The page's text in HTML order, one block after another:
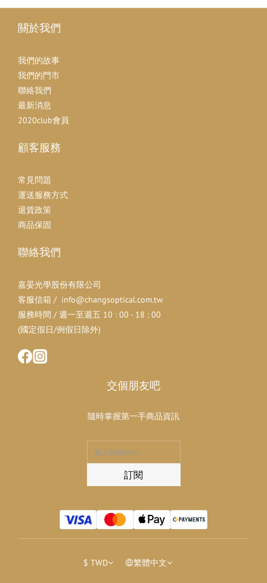
關於我們
我們的故事
我們的門市
聯絡我們
最新消息
2020club會員
顧客服務
常見問題
運送服務方式
退貨政策
商品保固
聯絡我們
嘉晏光學股份有限公司
客服信箱 / info@changsoptical.com.tw
服務時間 / 週一至週五 10 : 00 - 18 : 00
(國定假日/例假日除外)
交個朋友吧
隨時掌握第一手商品資訊
訂閱
$ TWD 繁體中文